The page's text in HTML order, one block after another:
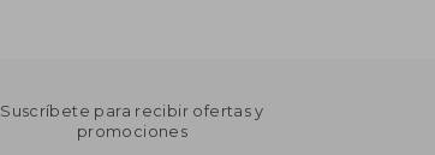
Suscríbete para recibir ofertas y
promociones